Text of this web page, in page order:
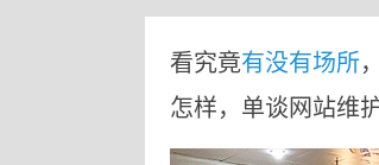
看究竟有没有场所
怎样，单谈网站维